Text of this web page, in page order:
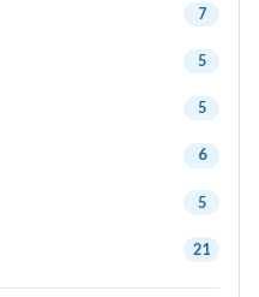
7
5
5
6
5
21